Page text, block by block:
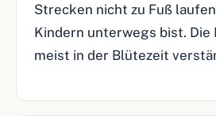
Strecken nicht zu Fuß
Kindern unterwegs bist. Die
meist in der Blütezeit